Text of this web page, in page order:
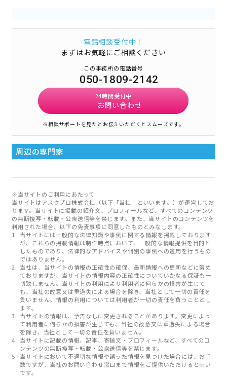
電話相談受付中！
まずはお気軽にご相談ください
この事務所の電話番号
050-1809-2142
24時間受付中
お問い合わせ
※相談サポートを見たとお伝えいただくとスムーズです。
周辺の専門家
※当サイトのご利用にあたって
当サイトはアスクプロ株式会社（以下「当社」といいます。）が運営してお
ります。当サイトに掲載の紹介文、プロフィールなど、すべてのコンテンツ
の無断複写・転載・公衆送信等を禁じます。また、当サイトのコンテンツを
利用された場合、以下の免責事項に同意したものとみなします。
当サイトには一般的な法律知識や事例に関する情報を掲載しております
が、これらの掲載情報は制作時点において、一般的な情報提供を目的と
したものであり、法律的なアドバイスや個別の事例への適用を行うもの
ではありません。
当社は、当サイトの情報の正確性の確保、最新情報への更新などに努め
ておりますが、当サイトの情報内容の正確性についていかなる保証も一
切致しません。当サイトの利用により利用者に何らかの損害が生じて
も、当社の故意又は重過失による場合を除き、当社として一切の責任を
負いません。情報の利用については利用者が一切の責任を負うこととし
ます。
当サイトの情報は、予告なしに変更されることがあります。変更によっ
て利用者に何らかの損害が生じても、当社の故意又は重過失による場合
を除き、当社として一切の責任を負いません。
当サイトに記載の情報、記事、寄稿文・プロフィールなど、すべてのコ
ンテンツの無断複写・転載・公衆送信等を禁じます。
当サイトにおいて不適切な情報や誤った情報を見つけた場合には、お手
数ですが、当社のお問い合わせ窓口まで情報をご提供いただけると幸い
です。